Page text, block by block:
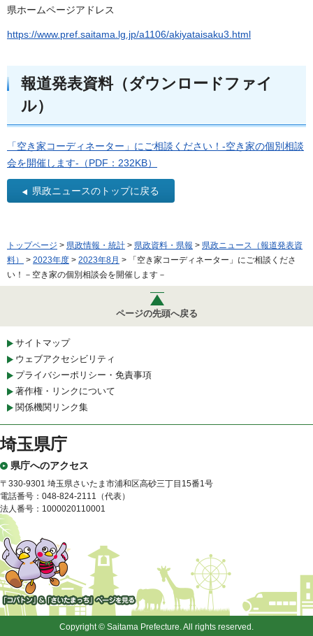
県ホームページアドレス
https://www.pref.saitama.lg.jp/a1106/akiyataisaku3.html
報道発表資料（ダウンロードファイ
ル）
「空き家コーディネーター」にご相談ください！-空き家の個別相談
会を開催します-（PDF：232KB）
県政ニュースのトップに戻る
トップページ > 県政情報・統計 > 県政資料・県報 > 県政ニュース（報道発表資
料）
> 2023年度 > 2023年8月 > 「空き家コーディネーター」にご相談くださ
い！－空き家の個別相談会を開催します－
ページの先頭へ戻る
サイトマップ
ウェブアクセシビリティ
プライバシーポリシー・免責事項
著作権・リンクについて
関係機関リンク集
埼玉県庁
県庁へのアクセス
〒330-9301 埼玉県さいたま市浦和区高砂三丁目15番1号
電話番号：048-824-2111（代表）
法人番号：1000020110001
「コバトン」&「さいたまっ
Copyright © Saitama Prefecture. All rights reserved.